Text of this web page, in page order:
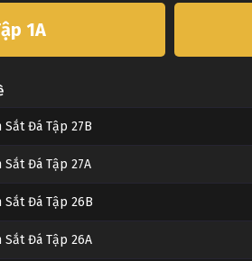
1A
Sắt Đá Tập 27B
Sắt Đá Tập 27A
Sắt Đá Tập 26B
Sắt Đá Tập 26A